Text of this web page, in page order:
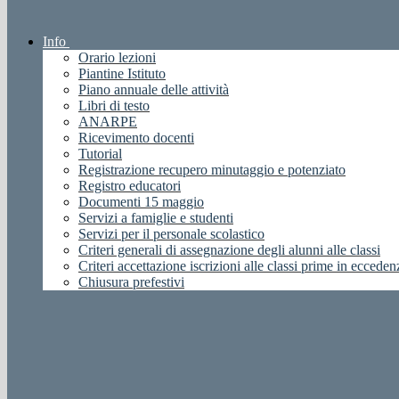
Info
Orario lezioni
Piantine Istituto
Piano annuale delle attività
Libri di testo
ANARPE
Ricevimento docenti
Tutorial
Registrazione recupero minutaggio e potenziato
Registro educatori
Documenti 15 maggio
Servizi a famiglie e studenti
Servizi per il personale scolastico
Criteri generali di assegnazione degli alunni alle classi
Criteri accettazione iscrizioni alle classi prime in
Chiusura prefestivi